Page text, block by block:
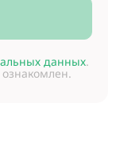
данных.
ознакомлен.